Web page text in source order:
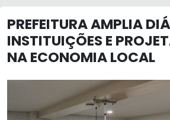
PREFEITURA AMPLIA
INSTITUIÇÕES E
NA ECONOMIA LOCAL